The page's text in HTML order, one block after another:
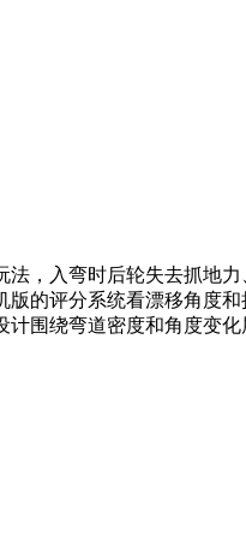
，入弯时后轮失去抓地
的评分系统看漂移角度
围绕弯道密度和角度变